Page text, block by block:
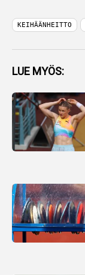
KEIHÄÄNHEITTO
LUE MYÖS: